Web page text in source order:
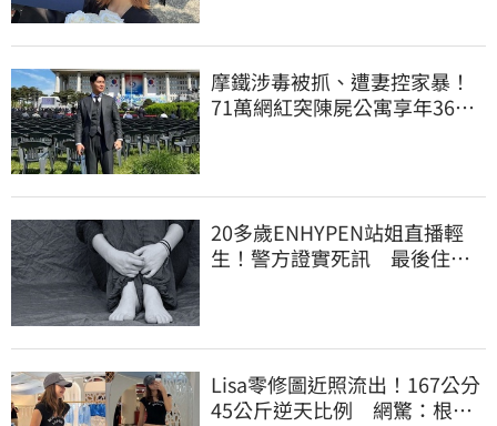
摩鐵涉毒被抓、遭妻控家暴！
71萬網紅突陳屍公寓享年36
20多歲ENHYPEN站姐直播輕
生！警方證實死訊 最後住處
Lisa零修圖近照流出！167公分
45公斤逆天比例 網驚：根本